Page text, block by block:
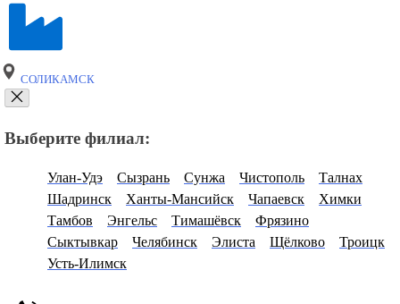
СОЛИКАМСК
Выберите филиал:
Улан-Удэ Сызрань Сунжа Чистополь
Талнах
Шадринск
Ханты-Мансийск Чапаевск
Химки
Тамбов
Энгельс Тимашёвск
Фрязино
Сыктывкар
Челябинск Элиста Щёлково
Троицк
Усть-Илимск